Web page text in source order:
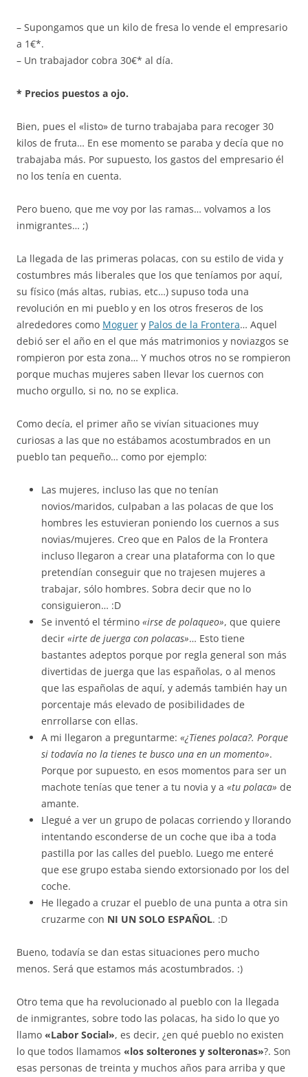
– Supongamos que un kilo de fresa lo vende el empresario
a 1€*.
– Un trabajador cobra 30€* al día.
* Precios puestos a ojo.
Bien, pues el «listo» de turno trabajaba para recoger 30
kilos de fruta… En ese momento se paraba y decía que no
trabajaba más. Por supuesto, los gastos del empresario él
no los tenía en cuenta.
Pero bueno, que me voy por las ramas… volvamos a los
inmigrantes… ;)
La llegada de las primeras polacas, con su estilo de vida y
costumbres más liberales que los que teníamos por aquí,
su físico (más altas, rubias, etc…) supuso toda una
revolución en mi pueblo y en los otros freseros de los
alrededores como Moguer y Palos de la Frontera… Aquel
debió ser el año en el que más matrimonios y noviazgos se
rompieron por esta zona… Y muchos otros no se rompieron
porque muchas mujeres saben llevar los cuernos con
mucho orgullo, si no, no se explica.
Como decía, el primer año se vivían situaciones muy
curiosas a las que no estábamos acostumbrados en un
pueblo tan pequeño… como por ejemplo:
Las mujeres, incluso las que no tenían
novios/maridos, culpaban a las polacas de que los
hombres les estuvieran poniendo los cuernos a sus
novias/mujeres. Creo que en Palos de la Frontera
incluso llegaron a crear una plataforma con lo que
pretendían conseguir que no trajesen mujeres a
trabajar, sólo hombres. Sobra decir que no lo
consiguieron… :D
Se inventó el término «irse de polaqueo», que quiere
decir «irte de juerga con polacas»… Esto tiene
bastantes adeptos porque por regla general son más
divertidas de juerga que las españolas, o al menos
que las españolas de aquí, y además también hay un
porcentaje más elevado de posibilidades de
enrrollarse con ellas.
A mi llegaron a preguntarme: «¿Tienes polaca?. Porque
si todavía no la tienes te busco una en un momento».
Porque por supuesto, en esos momentos para ser un
machote tenías que tener a tu novia y a «tu polaca» de
amante.
Llegué a ver un grupo de polacas corriendo y llorando
intentando esconderse de un coche que iba a toda
pastilla por las calles del pueblo. Luego me enteré
que ese grupo estaba siendo extorsionado por los del
coche.
He llegado a cruzar el pueblo de una punta a otra sin
cruzarme con NI UN SOLO ESPAÑOL. :D
Bueno, todavía se dan estas situaciones pero mucho
menos. Será que estamos más acostumbrados. :)
Otro tema que ha revolucionado al pueblo con la llegada
de inmigrantes, sobre todo las polacas, ha sido lo que yo
llamo «Labor Social», es decir, ¿en qué pueblo no existen
lo que todos llamamos «los solterones y solteronas»?. Son
esas personas de treinta y muchos años para arriba y que